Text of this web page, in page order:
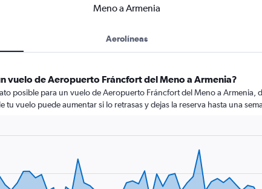
Meno a Armenia
Aerolíneas
vuelo de Aeropuerto Fráncfort del Meno a Armenia?
posible para un vuelo de Aeropuerto Fráncfort del Meno a Armenia,
vuelo puede aumentar si lo retrasas y dejas la reserva hasta una